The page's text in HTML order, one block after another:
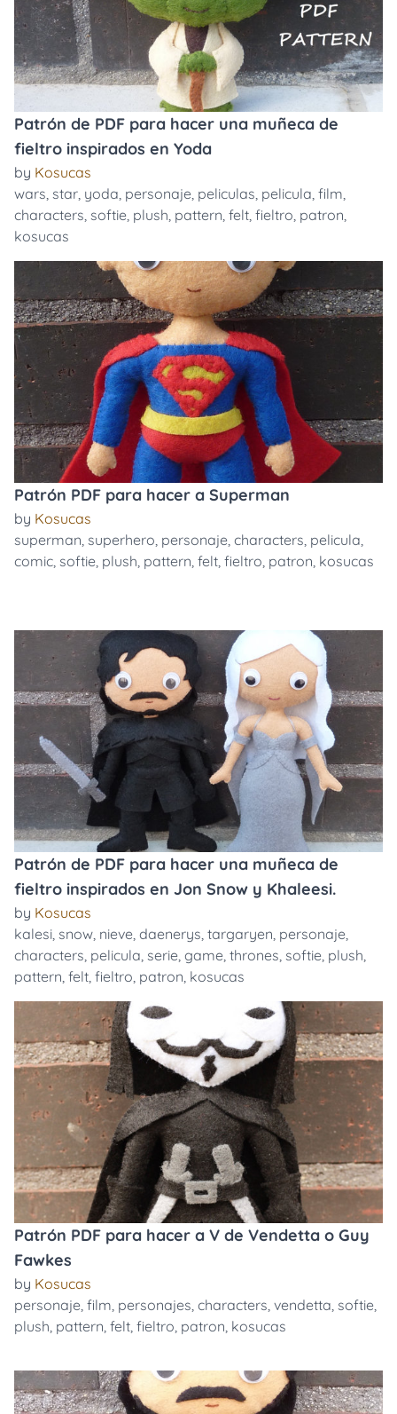
Patrón de PDF para hacer una muñeca de
fieltro inspirados en Yoda
by Kosucas
wars, star, yoda, personaje, peliculas, pelicula, film,
characters, softie, plush, pattern, felt, fieltro, patron,
kosucas
Patrón PDF para hacer a Superman
by Kosucas
superman, superhero, personaje, characters, pelicula,
comic, softie, plush, pattern, felt, fieltro, patron, kosucas
Patrón de PDF para hacer una muñeca de
fieltro inspirados en Jon Snow y Khaleesi.
by Kosucas
kalesi, snow, nieve, daenerys, targaryen, personaje,
characters, pelicula, serie, game, thrones, softie, plush,
pattern, felt, fieltro, patron, kosucas
Patrón PDF para hacer a V de Vendetta o Guy
Fawkes
by Kosucas
personaje, film, personajes, characters, vendetta, softie,
plush, pattern, felt, fieltro, patron, kosucas